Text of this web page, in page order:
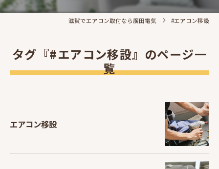
滋賀でエアコン取付なら廣田電気 #エアコン移設
タグ『#エアコン移設』のページ一
覧
エアコン移設